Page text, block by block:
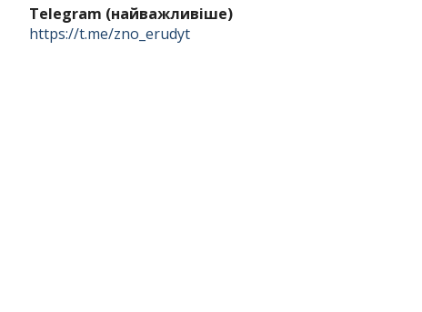
Telegram (найважливіше)
https://t.me/zno_erudyt